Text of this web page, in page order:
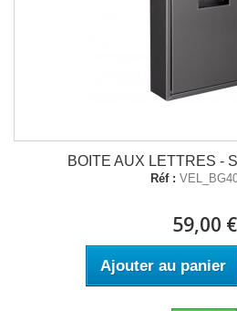
BOITE AUX LETTRES -
Réf :
59,00 €
Ajouter au panier